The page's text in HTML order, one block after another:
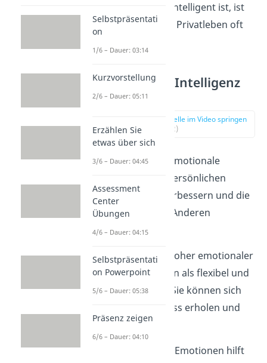
Wer emotional intelligent ist, ist
im Beruf und im Privatleben oft
Emotionale Intelligenz
im Alltag
zur Stelle im Video springen
(02:02)
Im Alltag kann emotionale
Intelligenz die persönlichen
Beziehungen verbessern und die
Interaktion mit Anderen
erleichtern.
Menschen mit hoher emotionaler
Intelligenz gelten als flexibel und
selbstbewusst. Sie können sich
schnell von Stress erholen und
sind zielstrebig.
Im Umgang mit Emotionen hilft
Selbstpräsentati
on
1/6 – Dauer: 03:14
Kurzvorstellung
2/6 – Dauer: 05:11
Erzählen Sie
etwas über sich
3/6 – Dauer: 04:45
Assessment
Center
Übungen
4/6 – Dauer: 04:15
Selbstpräsentati
on Powerpoint
5/6 – Dauer: 05:38
Präsenz zeigen
6/6 – Dauer: 04:10